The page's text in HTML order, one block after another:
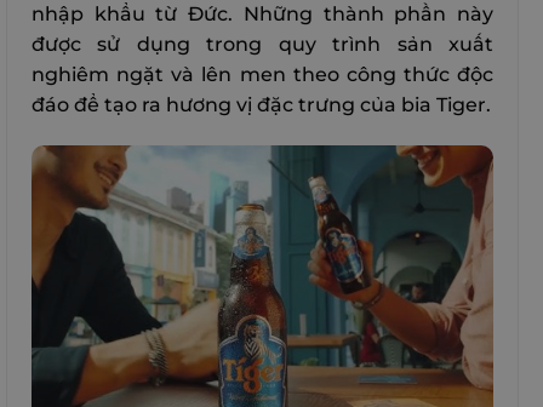
nhập khẩu từ Đức. Những thành phần này
được sử dụng trong quy trình sản xuất
nghiêm ngặt và lên men theo công thức độc
đáo để tạo ra hương vị đặc trưng của bia Tiger.